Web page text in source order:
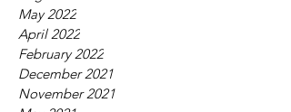
May 2022
April 2022
February 2022
December 2021
November 2021